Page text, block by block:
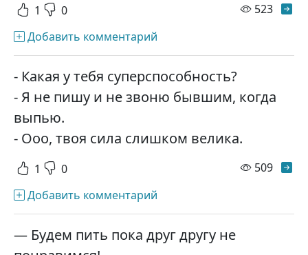
1 0 523
Добавить комментарий
- Какая у тебя суперспособность?
- Я не пишу и не звоню бывшим, когда
выпью.
- Ооо, твоя сила слишком велика.
1 0 509
Добавить комментарий
— Будем пить пока друг другу не